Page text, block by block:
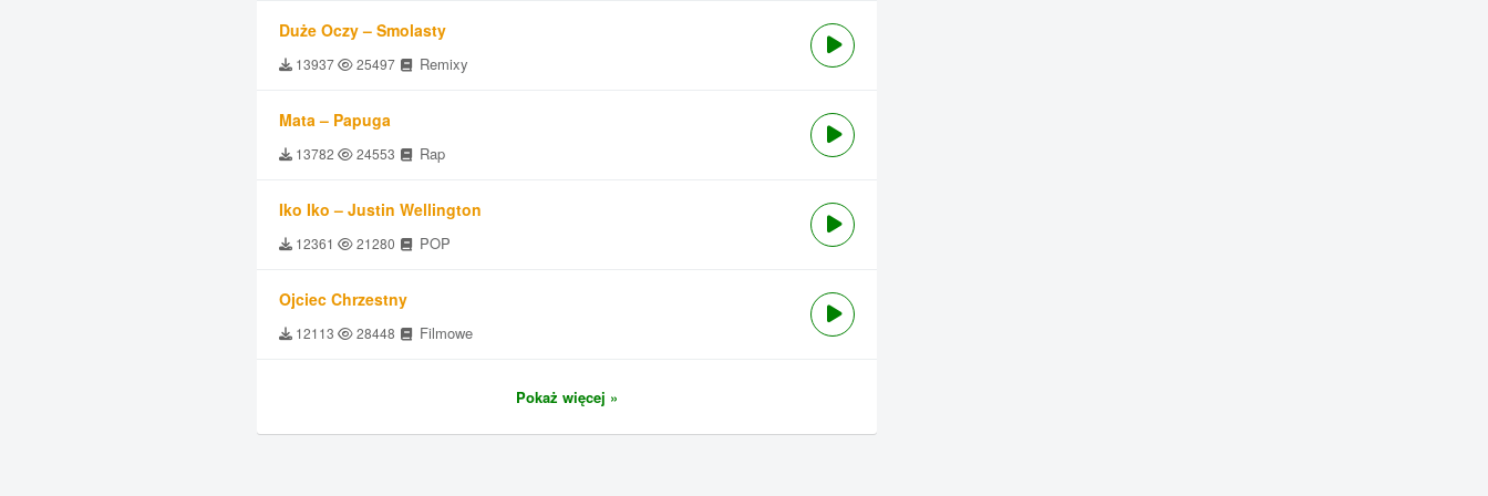
Duże Oczy – Smolasty
13937 25497 Remixy
Mata – Papuga
13782 24553 Rap
Iko Iko – Justin Wellington
12361 21280 POP
Ojciec Chrzestny
12113 28448 Filmowe
Pokaż więcej »